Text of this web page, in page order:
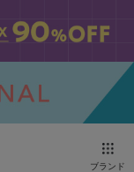
ブランド